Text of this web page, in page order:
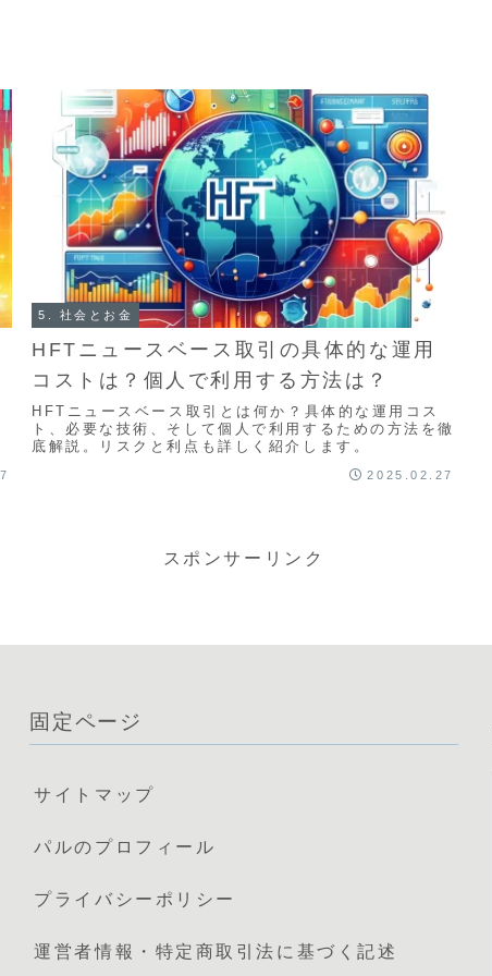
5. 社会とお金
HFTニュースベース取引の具体的な運用
コストは？個人で利用する方法は？
HFTニュースベース取引とは何か？具体的な運用コス
ト、必要な技術、そして個人で利用するための方法を徹
底解説。リスクと利点も詳しく紹介します。
2025.02.27
スポンサーリンク
固定ページ
サイトマップ
パルのプロフィール
プライバシーポリシー
運営者情報・特定商取引法に基づく記述